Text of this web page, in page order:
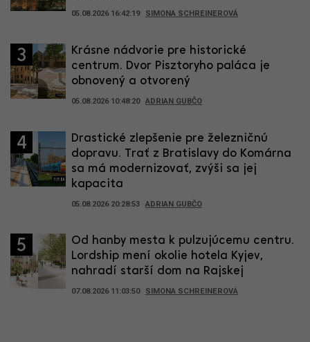
05.08.2026 16:42:19 SIMONA SCHREINEROVÁ
3
Krásne nádvorie pre historické
centrum. Dvor Pisztoryho paláca je
obnovený a otvorený
05.08.2026 10:48:20 ADRIAN GUBČO
4
Drastické zlepšenie pre železničnú
dopravu. Trať z Bratislavy do Komárna
sa má modernizovať, zvýši sa jej
kapacita
05.08.2026 20:28:53 ADRIAN GUBČO
5
Od hanby mesta k pulzujúcemu centru.
Lordship mení okolie hotela Kyjev,
nahradí starší dom na Rajskej
07.08.2026 11:03:50 SIMONA SCHREINEROVÁ